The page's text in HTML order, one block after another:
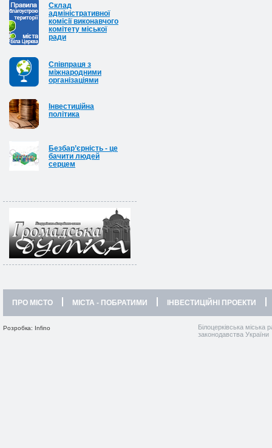
Cклад
адміністративної
комісії виконавчого
комітету міської
ради
Співпраця з
міжнародними
організаціями
Інвестиційна
політика
Безбар’єрність - це
бачити людей
серцем
ПРО МІСТО МІСТА - ПОБРАТИМИ ІНВЕСТИЦІЙНІ ПРОЕКТИ
Розробка: Infino
Білоцерківська міська
законодавства України